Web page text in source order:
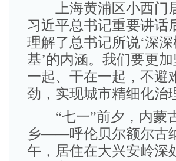
上海黄浦区小西门
习近平总书记重要讲话
理解了总书记所说‘深
基’的内涵。我们要更
一起、干在一起，不避
劲，实现城市精细化治
“七一”前夕，内蒙
乡——呼伦贝尔额尔古
午，居住在大兴安岭深